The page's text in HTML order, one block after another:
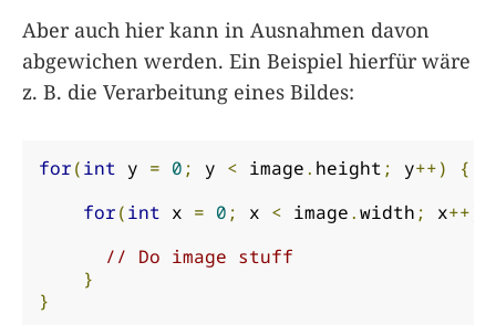
Aber auch hier kann in Ausnahmen davon
abgewichen werden. Ein Beispiel hierfür wäre
z. B. die Verarbeitung eines Bildes:
for(int y = 0 ; y < image. height ; y++)
{
for(int x = 0 ; x < image.width ; x++)
// Do image stuff
}
}